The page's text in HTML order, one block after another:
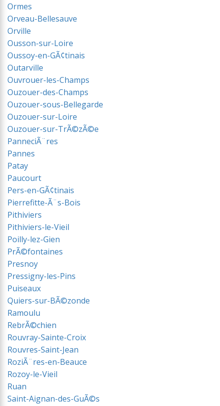
Ormes
Orveau-Bellesauve
Orville
Ousson-sur-Loire
Oussoy-en-GÃ¢tinais
Outarville
Ouvrouer-les-Champs
Ouzouer-des-Champs
Ouzouer-sous-Bellegarde
Ouzouer-sur-Loire
Ouzouer-sur-TrÃ©zÃ©e
PanneciÃ¨res
Pannes
Patay
Paucourt
Pers-en-GÃ¢tinais
Pierrefitte-Ã¨s-Bois
Pithiviers
Pithiviers-le-Vieil
Poilly-lez-Gien
PrÃ©fontaines
Presnoy
Pressigny-les-Pins
Puiseaux
Quiers-sur-BÃ©zonde
Ramoulu
RebrÃ©chien
Rouvray-Sainte-Croix
Rouvres-Saint-Jean
RoziÃ¨res-en-Beauce
Rozoy-le-Vieil
Ruan
Saint-Aignan-des-GuÃ©s